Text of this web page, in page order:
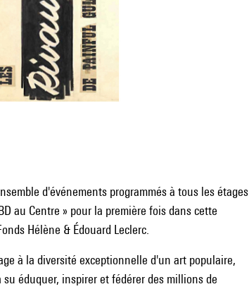
d'événements programmés à tous les étages
au Centre » pour la première fois dans cette
Hélène & Édouard Leclerc.
à la diversité exceptionnelle d'un art populaire,
éduquer, inspirer et fédérer des millions de